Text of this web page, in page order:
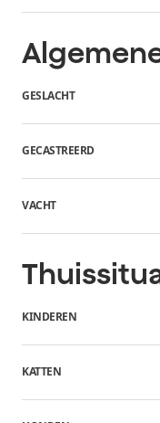
GESLACHT
GECASTREERD
VACHT
KINDEREN
KATTEN